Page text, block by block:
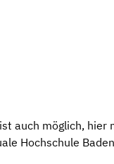
auch möglich, hier
Hochschule